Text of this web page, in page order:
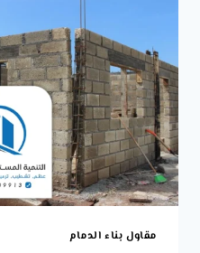
مقاول بناء الدمام